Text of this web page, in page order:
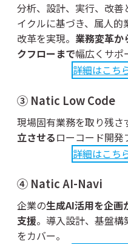
分析、設計、実行、改
イクルに基づき、属人
改革を実現。 業務変革か
クフローまで幅広くサポ
詳細はこち
③ Natic Low Code
現場固有業務を取り残さ
立させるローコード開発
詳細はこち
④ Natic AI-Navi
企業の生成AI活用を企画
支援。導入設計、基盤
をカバー。